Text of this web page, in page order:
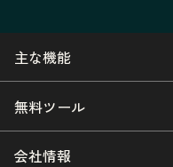
主な機能
無料ツール
会社情報